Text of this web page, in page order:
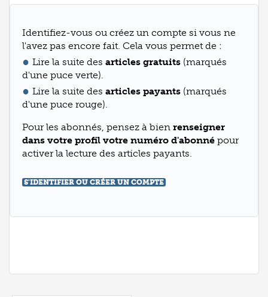
Identifiez-vous ou créez un compte si vous ne
l'avez pas encore fait. Cela vous permet de :
Lire la suite des articles gratuits (marqués
d'une puce verte).
Lire la suite des articles payants (marqués
d'une puce rouge).
Pour les abonnés, pensez à bien renseigner
dans votre profil votre numéro d'abonné pour
activer la lecture des articles payants.
S'IDENTIFIER OU CRÉER UN COMPTE